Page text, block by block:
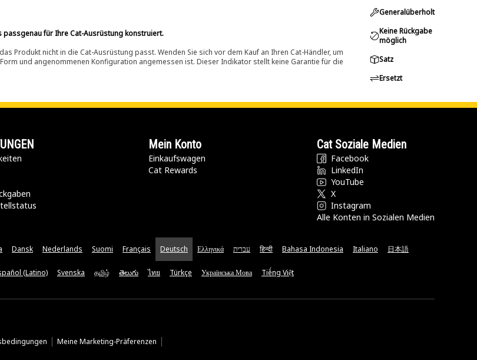
für Ihre Cat-Ausrüstung konstruiert.
Produkt nicht in die Cat-Ausrüstung passt. Wenden Sie sich vor dem Kauf an Ihren Cat-Händler, um
und angenommenen Konfiguration angemessen ist. Dieser Indikator stellt keine Garantie für die
Generalüberholt
Keine Rückgabe
möglich
Satz
Ersetzt
Mein Konto
Einkaufswagen
Cat Rewards
Cat Soziale Medien
Facebook
LinkedIn
YouTube
X
Instagram
Alle Konten in Sozialen Medien
Dansk Nederlands Suomi Français Deutsch Ελληνικά עברית हिन्दी Bahasa Indonesia Italiano 日本語
(Latino) Svenska தமிழ் తెలుగు ไทย Türkçe Українська Мова Tiếng Việt
Meine Marketing-Präferenzen